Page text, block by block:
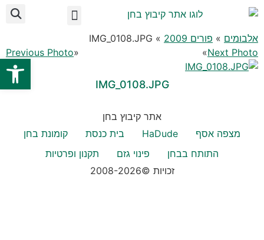
לתוכן
אלבומים » פורים 2009
» IMG_0108.JPG
«
Previous Photo Next Photo
»
IMG_0108.JPG
אתר קיבוץ בחן
מצפה אסף
HaDude בית כנסת
קומונת בחן
התותח בבחן
פינוי גזם
תקנון ופרטיות
זכויות ©2008-2026